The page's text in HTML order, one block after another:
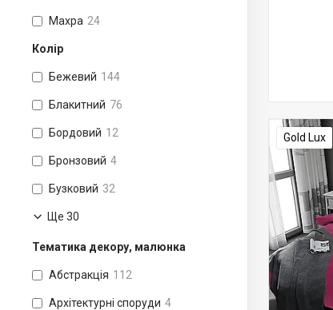
Махра 24
Колір
Бежевий 144
Блакитний 76
Бордовий 12
Бронзовий 4
Бузковий 32
Ще 30
Тематика декору, малюнка
Абстракція 112
Архітектурні споруди 4
Gold Lux